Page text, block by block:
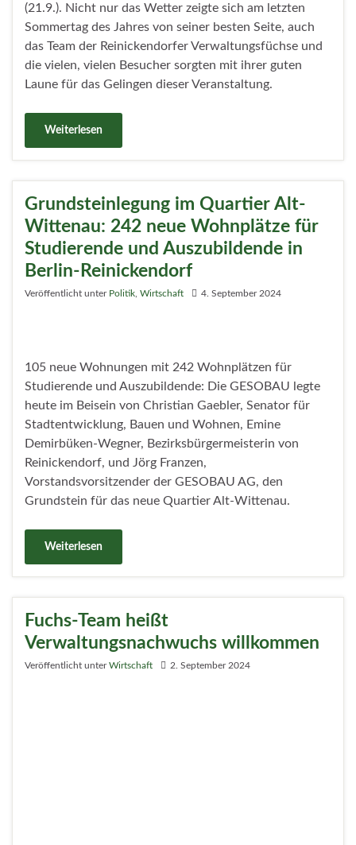
(21.9.). Nicht nur das Wetter zeigte sich am letzten
Sommertag des Jahres von seiner besten Seite, auch
das Team der Reinickendorfer Verwaltungsfüchse und
die vielen, vielen Besucher sorgten mit ihrer guten
Laune für das Gelingen dieser Veranstaltung.
Weiterlesen
Grundsteinlegung im Quartier Alt-
Wittenau: 242 neue Wohnplätze für
Studierende und Auszubildende in
Berlin-Reinickendorf
Veröffentlicht unter Politik Wirtschaft 4. September 2024
105 neue Wohnungen mit 242 Wohnplätzen für
Studierende und Auszubildende: Die GESOBAU legte
heute im Beisein von Christian Gaebler, Senator für
Stadtentwicklung, Bauen und Wohnen, Emine
Demirbüken-Wegner, Bezirksbürgermeisterin von
Reinickendorf, und Jörg Franzen,
Vorstandsvorsitzender der GESOBAU AG, den
Grundstein für das neue Quartier Alt-Wittenau.
Weiterlesen
Fuchs-Team heißt
Verwaltungsnachwuchs willkommen
Veröffentlicht unterWirtschaft 2. September 2024